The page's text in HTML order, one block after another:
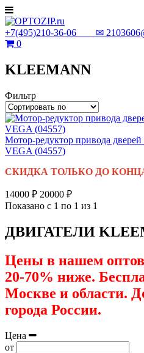
+7(495)210-36-06 ✉
0
KLEEMANN
Фильтр
Мотор-редуктор привода
VEGA (04557)
СКИДКА ТОЛЬКО ДО
14000 ₽ 20000 ₽
Показано с 1 по 1 из 1
ДВИГАТЕЛИ
Цены в нашем
20-70% ниже.
Москве и области.
города России.
Цена
от